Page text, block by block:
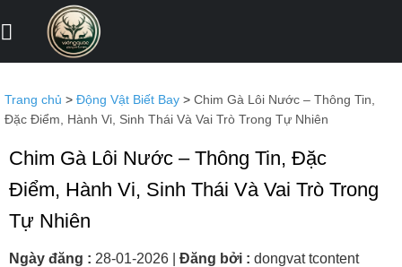
Trang chủ > Động Vật Biết Bay > Chim Gà Lôi Nước – Thông Tin,
Đặc Điểm, Hành Vi, Sinh Thái Và Vai Trò Trong Tự Nhiên
Chim Gà Lôi Nước – Thông Tin, Đặc
Điểm, Hành Vi, Sinh Thái Và Vai Trò Trong
Tự Nhiên
Ngày đăng : 28-01-2026 Đăng bởi : dongvat tcontent